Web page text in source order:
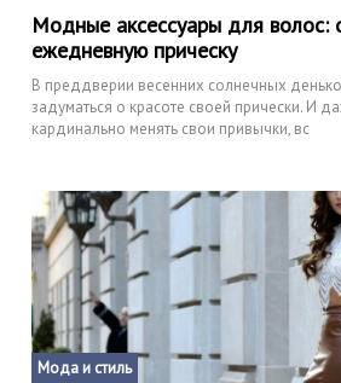
Модные аксессуары для волос:
ежедневную прическу
В преддверии весенних солнечных
задуматься о красоте своей прически. И
кардинально менять свои привычки, вс
Мода и стиль